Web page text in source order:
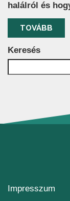
halálról és
TOVÁBB
Keresés
Impresszum